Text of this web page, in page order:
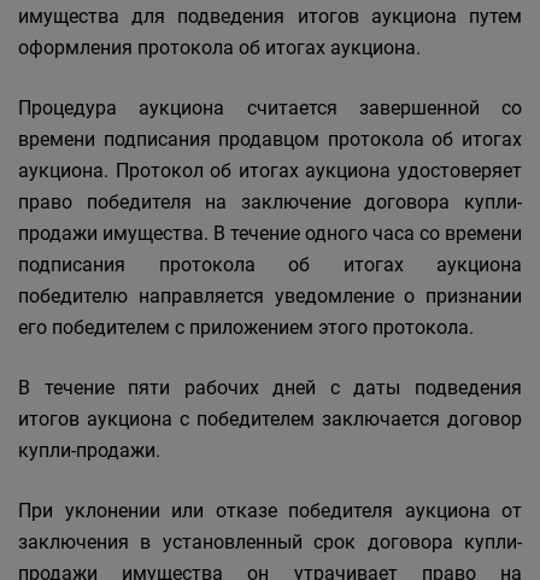
имущества для подведения итогов аукциона путем
оформления протокола об итогах аукциона.
Процедура аукциона считается завершенной со
времени подписания продавцом протокола об итогах
аукциона. Протокол об итогах аукциона удостоверяет
право победителя на заключение договора купли-
продажи имущества. В течение одного часа со времени
подписания протокола об итогах аукциона
победителю направляется уведомление о признании
его победителем с приложением этого протокола.
В течение пяти рабочих дней с даты подведения
итогов аукциона с победителем заключается договор
купли-продажи.
При уклонении или отказе победителя аукциона от
заключения в установленный срок договора купли-
продажи имущества он утрачивает право на